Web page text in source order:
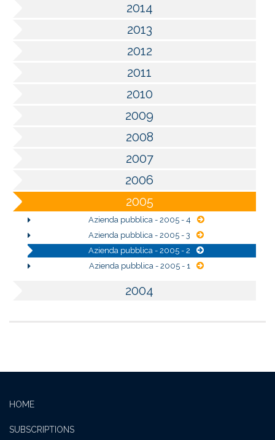
2014
2013
2012
2011
2010
2009
2008
2007
2006
2005
Azienda pubblica - 2005 - 4
Azienda pubblica - 2005 - 3
Azienda pubblica - 2005 - 2
Azienda pubblica - 2005 - 1
2004
HOME
SUBSCRIPTIONS